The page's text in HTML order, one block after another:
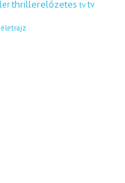
thrillerelőzetes tv tv
életrajz